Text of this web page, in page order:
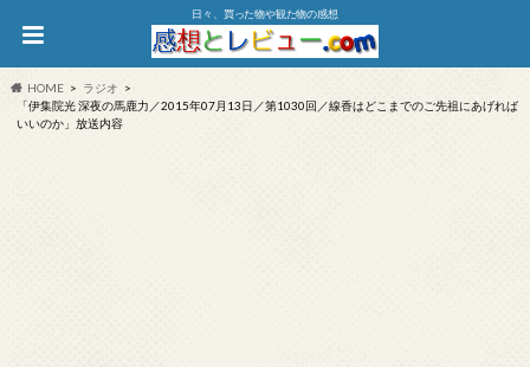
日々、買った物や観た物の感想
HOME
ラジオ
「伊集院光 深夜の馬鹿力／2015年07月13日／第1030回／線香はどこまでのご先祖にあげれば
いいのか」放送内容